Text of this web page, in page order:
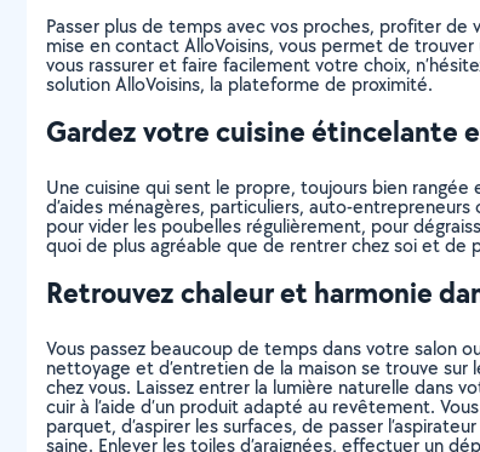
Passer plus de temps avec vos proches, profiter
mise en contact AlloVoisins, vous permet de
vous rassurer et faire facilement votre choix,
solution AlloVoisins, la plateforme de proximité.
Gardez votre cuisine étincelante
Une cuisine qui sent le propre, toujours bien
d’aides ménagères, particuliers, auto-
pour vider les poubelles régulièrement, pour
quoi de plus agréable que de rentrer chez soi et de
Retrouvez chaleur et harmonie
Vous passez beaucoup de temps dans votre salon
nettoyage et d’entretien de la maison se trouve
chez vous. Laissez entrer la lumière naturelle dans
cuir à l’aide d’un produit adapté au revêtement.
parquet, d’aspirer les surfaces, de passer
saine. Enlever les toiles d’araignées, effectuer un